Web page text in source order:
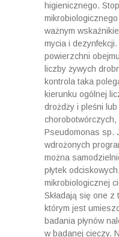
higienicznego.
ważnym
mycia i
powierzchni
liczby żywych
kontrola taka
kierunku ogólnej
drożdży i pleśni
chorobotwórczych,
Pseudomonas sp.
wdrożonych
można
płytek
mikrobiologicznej
Składają się one
którym jest
badania płynów
w badanej cieczy.